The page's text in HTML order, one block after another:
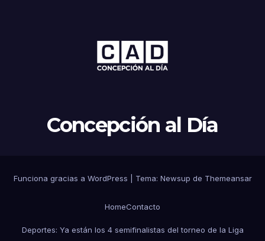
Concepción al Día
Funciona gracias a WordPress Tema: Newsup de Themeansar
HomeContacto
Deportes: Ya están los 4 semifinalistas del torneo de la Liga